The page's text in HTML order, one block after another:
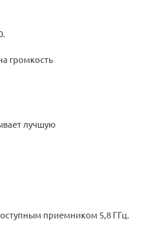
громкость
лучшую
приемником 5,8 ГГц.